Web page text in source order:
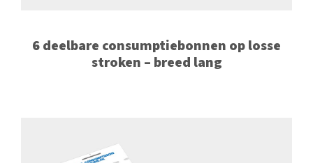
6 deelbare consumptiebonnen op losse
stroken – breed lang